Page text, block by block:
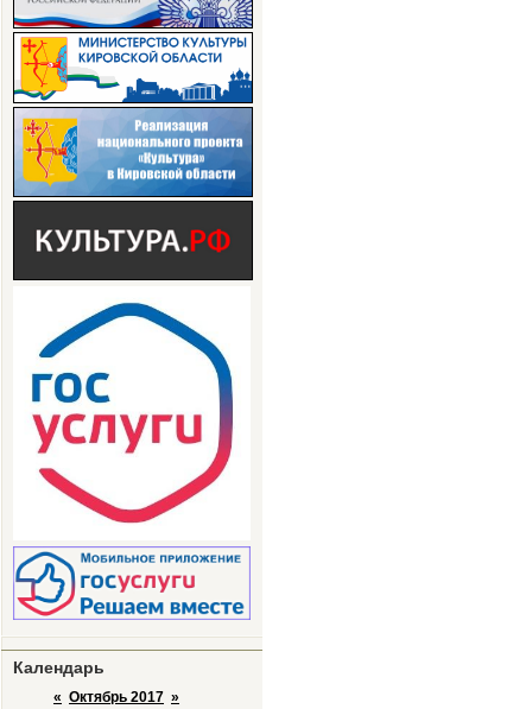
Календарь
« Октябрь 2017 »